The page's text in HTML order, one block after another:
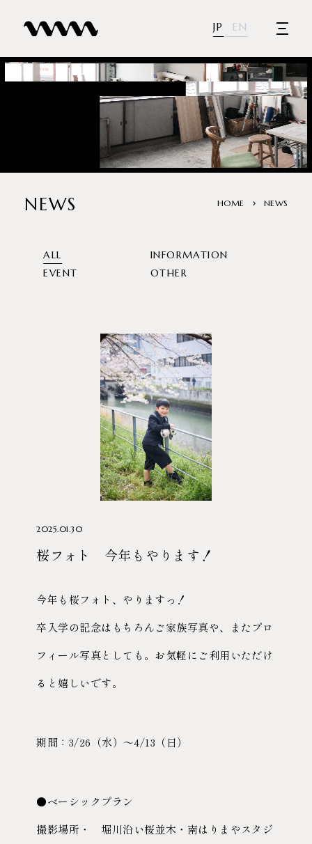
JP EN
NEWS HOME NEWS
ALL
INFORMATION
EVENT
OTHER
2025.01.30
桜フォト 今年もやります！
今年も桜フォト、やりますっ！
卒入学の記念はもちろんご家族写真や、またプロ
フィール写真としても。お気軽にご利用いただけ
ると嬉しいです。
期間：3/26（水）〜4/13（日）
●ベーシックプラン
撮影場所・ 堀川沿い桜並木・南はりまやスタジ